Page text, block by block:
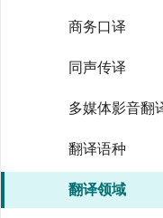
商务口译
同声传译
多媒体影音翻
翻译语种
翻译领域